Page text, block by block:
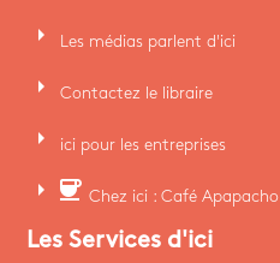
arrow_right Les médias parlent d'ici
arrow_right Contactez le libraire
arrow_right ici pour les entreprises
arrow_right coffee Chez ici : Café Apapacho
Les Services d'ici